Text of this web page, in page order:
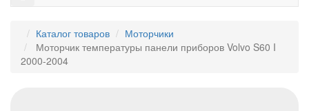
Каталог товаров
Моторчики
Моторчик температуры панели приборов Volvo S60 I
2000-2004